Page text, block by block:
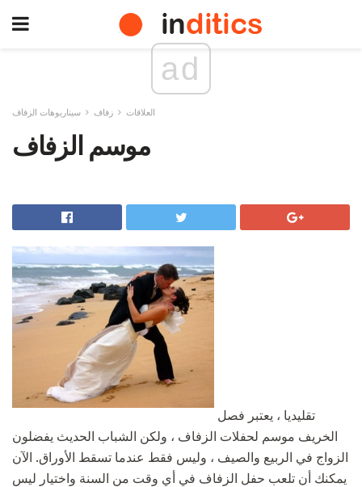
ad
العلاقات زفاف سيناريوهات الزفاف
موسم الزفاف
الخريف موسم لحفلات الزفاف ، ولكن الشباب الحديث يفضلون
الزواج في الربيع والصيف ، وليس فقط عندما تسقط الأوراق. الآن
يمكنك أن تلعب حفل الزفاف في أي وقت من السنة واختيار ليس